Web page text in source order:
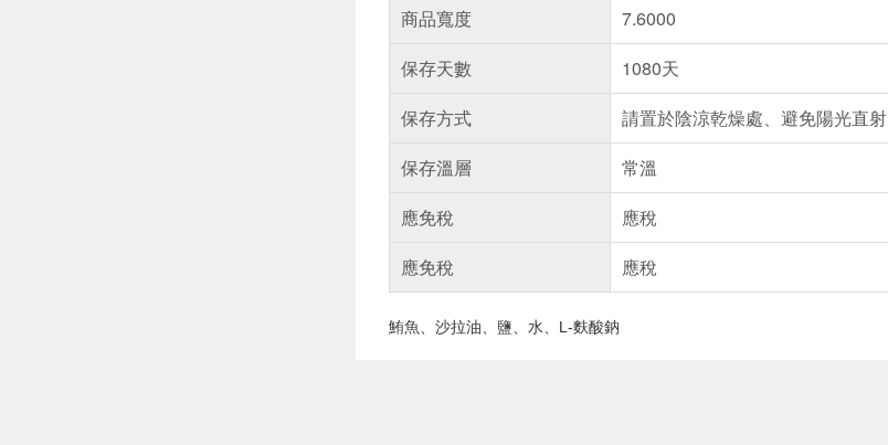
商品寬度
7.6000
保存天數
1080天
保存方式
請置於陰涼乾燥處、避免陽光直射
保存溫層
常溫
應免稅
應稅
應免稅
應稅
鮪魚、沙拉油、鹽、水、L-麩酸鈉